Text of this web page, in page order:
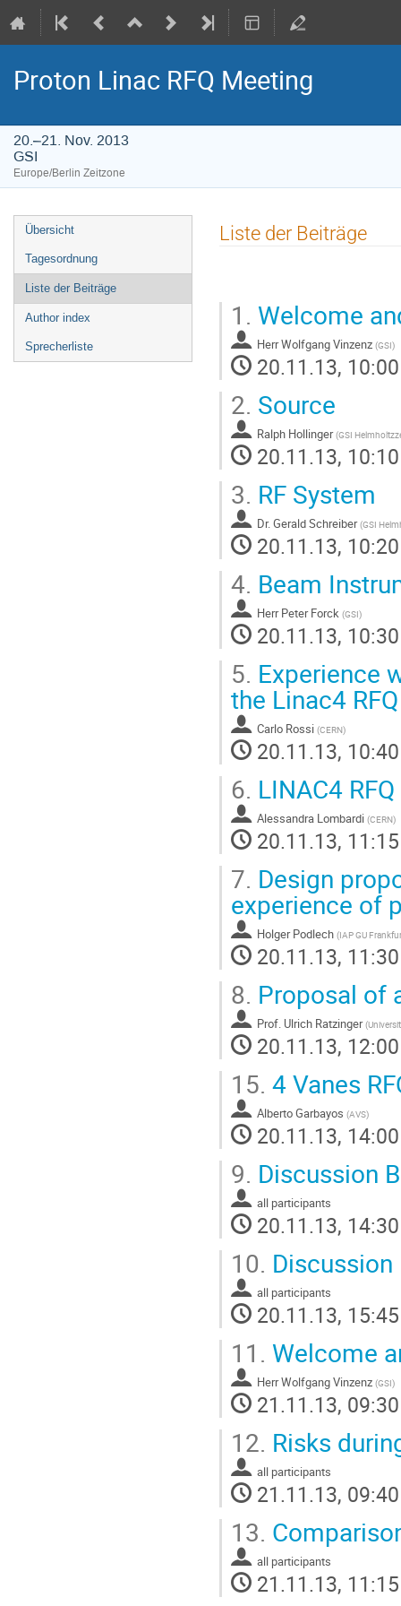
Proton Linac RFQ Meeting
20.–21. Nov. 2013
GSI
Europe/Berlin Zeitzone
Veranstaltungsmenü
Übersicht
Tagesordnung
Liste der Beiträge
Author index
Sprecherliste
Liste der Beiträge
1. Welcome
HerrWolfgang Vinzenz (GSI)
20.11.13, 10:00
2. Source
Ralph Hollinger (GSI
20.11.13, 10:10
3. RF System
Dr. Gerald Schreiber (GSI
20.11.13, 10:20
4. Beam
Herr Peter Forck (GSI)
20.11.13, 10:30
5. Experience
the Linac4 RFQ
Carlo Rossi (CERN)
20.11.13, 10:40
6. LINAC4
Alessandra Lombardi (CERN)
20.11.13, 11:15
7. Design
experience of
Holger Podlech (IAP GU
20.11.13, 11:30
8. Proposal of
Prof. Ulrich Ratzinger (
20.11.13, 12:00
15. 4 Vanes
Alberto Garbayos (AVS)
20.11.13, 14:00
9. Discussion
all participants
20.11.13, 14:30
10. Discussion
all participants
20.11.13, 15:45
11. Welcome
HerrWolfgang Vinzenz (GSI)
21.11.13, 09:30
12. Risks
all participants
21.11.13, 09:40
13.
all participants
21.11.13, 11:15